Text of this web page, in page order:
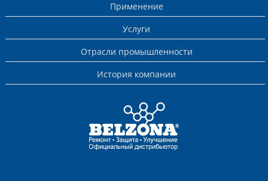
Применение
Услуги
Отрасли промышленности
История компании